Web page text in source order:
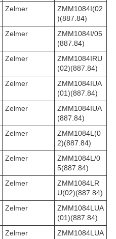
Zelmer
ZMM1084I(02
)(887.84)
Zelmer
ZMM1084I/05
(887.84)
Zelmer
ZMM1084IRU
(02)(887.84)
Zelmer
ZMM1084IUA
(01)(887.84)
Zelmer
ZMM1084IUA
(887.84)
Zelmer
ZMM1084L(0
2)(887.84)
Zelmer
ZMM1084L/0
5(887.84)
Zelmer
ZMM1084LR
U(02)(887.84)
Zelmer
ZMM1084LUA
(01)(887.84)
Zelmer
ZMM1084LUA